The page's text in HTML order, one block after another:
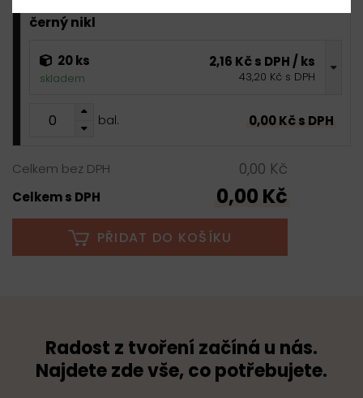
černý nikl
20 ks
skladem
2,16 Kč s DPH / ks
43,20 Kč s DPH
bal. 0,00 Kč s DPH
Celkem bez DPH 0,00 Kč
Celkem s DPH 0,00 Kč
PŘIDAT DO KOŠÍKU
Radost z tvoření začíná u nás.
Najdete zde vše, co potřebujete.